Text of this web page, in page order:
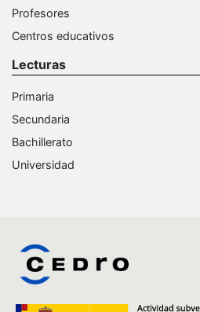
Profesores
Centros educativos
Lecturas
Primaria
Secundaria
Bachillerato
Universidad